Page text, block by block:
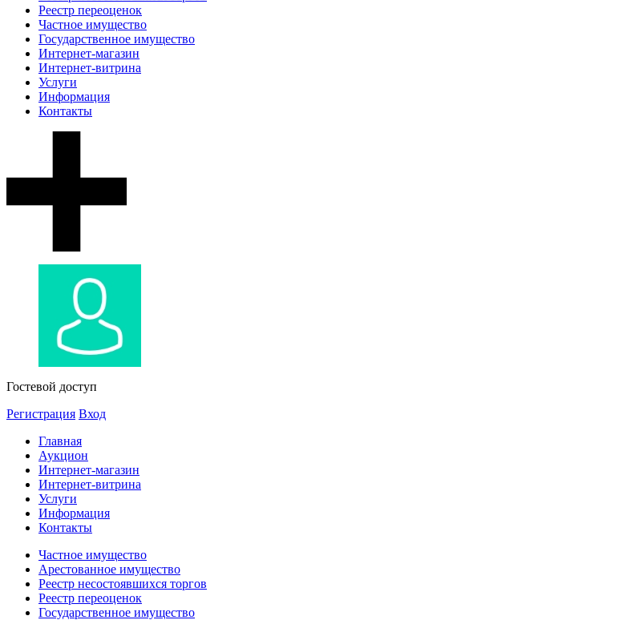
Реестр переоценок
Частное имущество
Государственное имущество
Интернет-магазин
Интернет-витрина
Услуги
Информация
Контакты
Гостевой доступ
Регистрация Вход
Главная
Аукцион
Интернет-магазин
Интернет-витрина
Услуги
Информация
Контакты
Частное имущество
Арестованное имущество
Реестр несостоявшихся торгов
Реестр переоценок
Государственное имущество